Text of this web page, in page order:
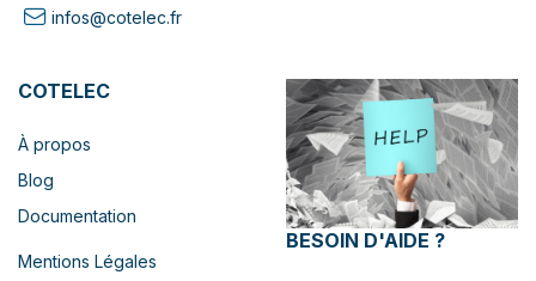
infos@cotelec.fr
COTELEC
À propos
Blog
Documentation
Mentions Légales
BESOIN D'AIDE ?